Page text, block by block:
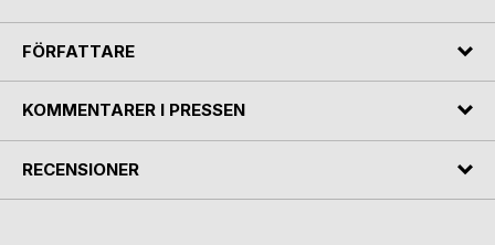
FÖRFATTARE
KOMMENTARER I PRESSEN
RECENSIONER